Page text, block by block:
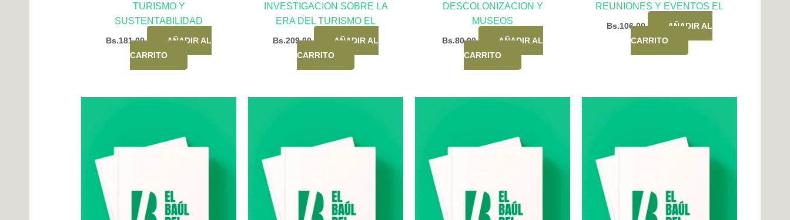
TURISMO Y
SUSTENTABILIDAD
Bs.181,00
AÑADIR AL
CARRITO
INVESTIGACION SOBRE LA
ERA DEL TURISMO EL
Bs.209,00
AÑADIR AL
CARRITO
DESCOLONIZACION Y
MUSEOS
Bs.80,00
AÑADIR AL
CARRITO
REUNIONES Y EVENTOS EL
Bs.106,00
AÑADIR AL
CARRITO